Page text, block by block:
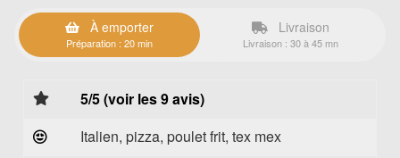
À emporter
Préparation : 20 min
Livraison
Livraison : 30 à 45 mn
5/5 (voir les 9 avis)
Italien, pizza, poulet frit, tex mex